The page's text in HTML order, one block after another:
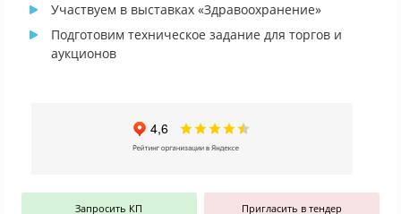
Участвуем в выставках «Здравоохранение»
Подготовим техническое задание для торгов и
аукционов
Запросить КП Пригласить в тендер